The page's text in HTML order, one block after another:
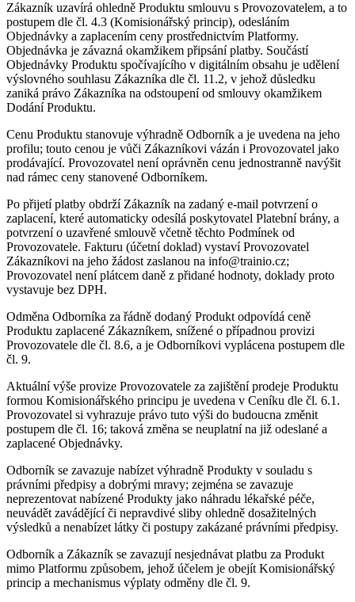
Zákazník uzavírá ohledně Produktu smlouvu s Provozovatelem, a to
postupem dle čl. 4.3 (Komisionářský princip), odesláním
Objednávky a zaplacením ceny prostřednictvím Platformy.
Objednávka je závazná okamžikem připsání platby. Součástí
Objednávky Produktu spočívajícího v digitálním obsahu je udělení
výslovného souhlasu Zákazníka dle čl. 11.2, v jehož důsledku
zaniká právo Zákazníka na odstoupení od smlouvy okamžikem
Dodání Produktu.
Cenu Produktu stanovuje výhradně Odborník a je uvedena na jeho
profilu; touto cenou je vůči Zákazníkovi vázán i Provozovatel jako
prodávající. Provozovatel není oprávněn cenu jednostranně navýšit
nad rámec ceny stanovené Odborníkem.
Po přijetí platby obdrží Zákazník na zadaný e-mail potvrzení o
zaplacení, které automaticky odesílá poskytovatel Platební brány, a
potvrzení o uzavřené smlouvě včetně těchto Podmínek od
Provozovatele. Fakturu (účetní doklad) vystaví Provozovatel
Zákazníkovi na jeho žádost zaslanou na info@trainio.cz;
Provozovatel není plátcem daně z přidané hodnoty, doklady proto
vystavuje bez DPH.
Odměna Odborníka za řádně dodaný Produkt odpovídá ceně
Produktu zaplacené Zákazníkem, snížené o případnou provizi
Provozovatele dle čl. 8.6, a je Odborníkovi vyplácena postupem dle
čl. 9.
Aktuální výše provize Provozovatele za zajištění prodeje Produktu
formou Komisionářského principu je uvedena v Ceníku dle čl. 6.1.
Provozovatel si vyhrazuje právo tuto výši do budoucna změnit
postupem dle čl. 16; taková změna se neuplatní na již odeslané a
zaplacené Objednávky.
Odborník se zavazuje nabízet výhradně Produkty v souladu s
právními předpisy a dobrými mravy; zejména se zavazuje
neprezentovat nabízené Produkty jako náhradu lékařské péče,
neuvádět zavádějící či nepravdivé sliby ohledně dosažitelných
výsledků a nenabízet látky či postupy zakázané právními předpisy.
Odborník a Zákazník se zavazují nesjednávat platbu za Produkt
mimo Platformu způsobem, jehož účelem je obejít Komisionářský
princip a mechanismus výplaty odměny dle čl. 9.